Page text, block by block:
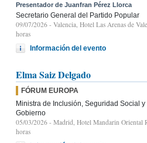
Presentador de Juanfran Pérez Llorca
Secretario General del Partido Popular
09/07/2026 - Valencia, Hotel Las Arenas de
horas
Información del evento
Elma Saiz Delgado
FÓRUM EUROPA
Ministra de Inclusión, Seguridad Social
Gobierno
05/03/2026 - Madrid, Hotel Mandarin Oriental
horas